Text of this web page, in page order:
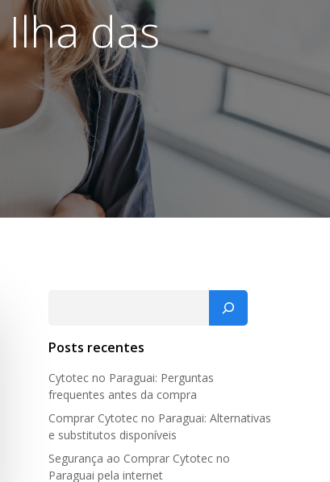
das
Posts recentes
Cytotec no Paraguai: Perguntas
frequentes antes da compra
Comprar Cytotec no Paraguai: Alternativas
e substitutos disponíveis
Segurança ao Comprar Cytotec no
Paraguai pela internet